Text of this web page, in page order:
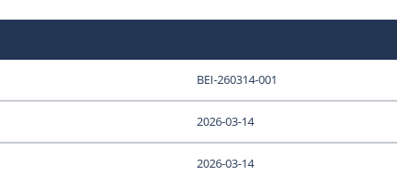
BEI-260314-001
2026-03-14
2026-03-14